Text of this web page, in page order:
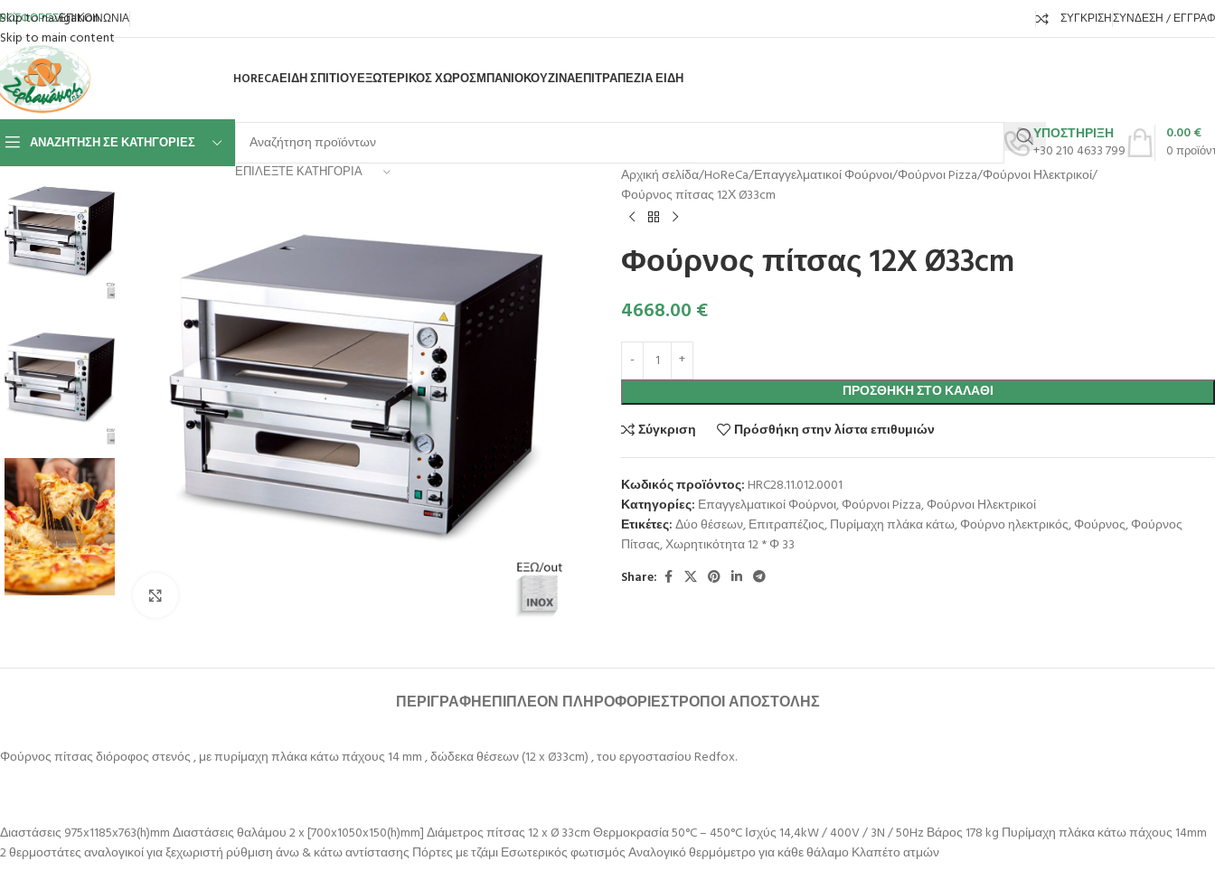
Skip to navigation
Skip to main content
ΕΠΙΚΟΙΝΩΝΙΑ ΣΎΓΚΡΙΣΗΣΎΝΔΕΣΗ /
HORECAΕΙΔΗ ΣΠΙΤΙΟΥΕΞΩΤΕΡΙΚΟΣ ΧΩΡΟΣΜΠΆΝΙΟΚΟΥΖΊΝΑΕΠΙΤΡΑΠΈΖΙΑ ΕΊΔΗ
ΑΝΑΖΉΤΗΣΗ ΣΕ ΚΑΤΗΓΟΡΊΕΣ
ΕΠΙΛΈΞΤΕ ΚΑΤΗΓΟΡΊΑ
ΥΠΟΣΤΗΡΙΞΗ
+30 210 4633 799
0
0.00€
Αρχική σελίδα HoReCa Επαγγελματικοί Φούρνοι Φούρνοι Pizza Φούρνοι Ηλεκτρικοί
Φούρνος πίτσας 12Χ Ø33cm
Φούρνος πίτσας 12Χ Ø33cm
4668.00 €
ΠΡΟΣΘΉΚΗ ΣΤΟ ΚΑΛΆΘΙ
Σύγκριση
Πρόσθήκη στην λίστα επιθυμιών
Κωδικός προϊόντος: HRC28.11.012.0001
Κατηγορίες: Επαγγελματικοί Φούρνοι,Φούρνοι Pizza,Φούρνοι Ηλεκτρικοί
Ετικέτες:Δύο θέσεων,Επιτραπέζιος,Πυρίμαχη πλάκα κάτω,Φούρνο ηλεκτρικός,Φούρνος,Φούρνος
Πίτσας,Χωρητικότητα 12 * Φ 33
Share:
ΠΕΡΙΓΡΑΦΉΕΠΙΠΛΈΟΝ ΠΛΗΡΟΦΟΡΊΕΣΤΡΌΠΟΙ ΑΠΟΣΤΟΛΉΣ
Φούρνος πίτσας διόροφος στενός , με πυρίμαχη πλάκα κάτω πάχους 14 mm , δώδεκα θέσεων (12 x Ø33cm) , του εργοστασίου Redfox.
Διαστάσεις 975x1185x763(h)mm Διαστάσεις θαλάμου 2 x [700x1050x150(h)mm] Διάμετρος πίτσας 12 x Ø 33cm Θερμοκρασία 50°C – 450°C Ισχύς 14,4kW / 400V / 3N / 50Hz Βάρος 178 kg Πυρίμαχη πλάκα κάτω πάχους 14mm
2 θερμοστάτες αναλογικοί για ξεχωριστή ρύθμιση άνω & κάτω αντίστασης Πόρτες με τζάμι Εσωτερικός φωτισμός Αναλογικό θερμόμετρο για κάθε θάλαμο Κλαπέτο ατμών